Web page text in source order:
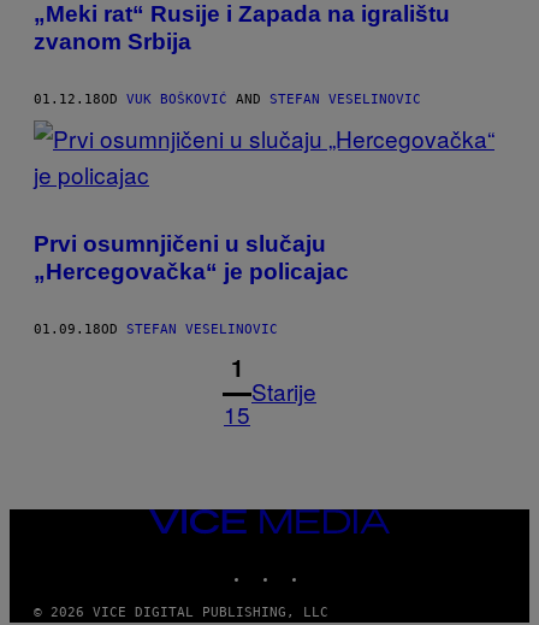
„Meki rat“ Rusije i Zapada na igralištu
zvanom Srbija
01.12.18OD VUK BOŠKOVIĆ AND STEFAN VESELINOVIC
Prvi osumnjičeni u slučaju
„Hercegovačka“ je policajac
01.09.18OD STEFAN VESELINOVIC
1
15
Starije
VICE
© 2026 VICE DIGITAL PUBLISHING, LLC